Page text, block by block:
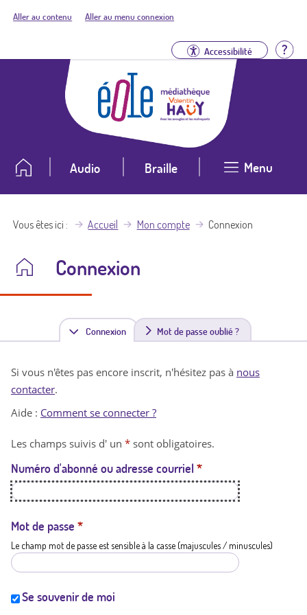
Aller au contenu Aller au menu connexion
Accessibilité
Audio Braille Menu
Vous êtes ici Accueil Mon compte Connexion
Connexion
Connexion(
n
t
a
t
i
Mot de passe oublié ?
Si vous n'êtes pas encore inscrit, n'hésitez pas à nous
contacter.
Aide : Comment se connecter ?
Les champs suivis d' un * sont obligatoires.
Numéro d'abonné ou adresse courriel *
Mot de passe *
Le champ mot de passe est sensible à la casse (majuscules / minuscules)
Se souvenir de moi